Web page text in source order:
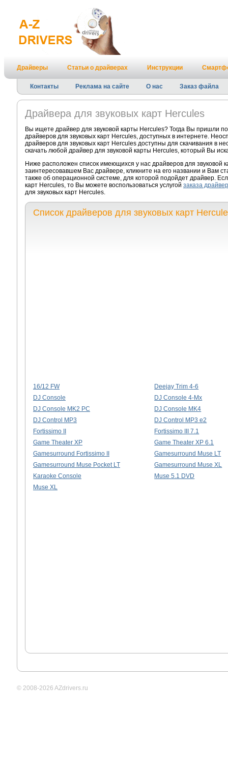
Драйверы Статьи о драйверах Инструкции
Контакты Реклама на сайте О нас Заказ файла
Драйвера для звуковых карт Hercules
Вы ищете драйвер для звуковой карты Hercules? Тогда Вы пришли
драйверов для звуковых карт Hercules, доступных в интернете.
драйверов для звуковых карт Hercules доступны для скачивания в
скачать любой драйвер для звуковой карты Hercules, который Вы
Ниже расположен список имеющихся у нас драйверов для звуковой
заинтересовавшем Вас драйвере, кликните на его названии и Вам
также об операционной системе, для которой подойдет драйвер.
карт Hercules, то Вы можете воспользоваться услугой заказа
для звуковых карт Hercules.
Список драйверов для звуковых карт
16/12 FW
Deejay Trim 4-6
DJ Console
DJ Console 4-Mx
DJ Console MK2 PC
DJ Console MK4
DJ Control MP3
DJ Control MP3 e2
Fortissimo II
Fortissimo III 7.1
Game Theater XP
Game Theater XP 6.1
Gamesurround Fortissimo II
Gamesurround Muse LT
Gamesurround Muse Pocket LT
Gamesurround Muse XL
Karaoke Console
Muse 5.1 DVD
Muse XL
© 2008-2026 AZdrivers.ru